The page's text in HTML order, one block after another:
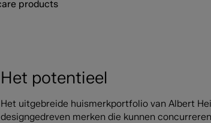
Het potentieel
Het uitgebreide huismerkportfolio van Albert
designgedreven merken die kunnen